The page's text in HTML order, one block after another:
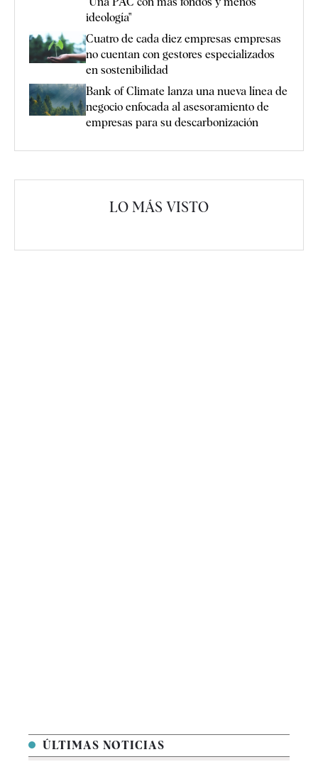
ideología"
Cuatro de cada diez empresas empresas
no cuentan con gestores especializados
en sostenibilidad
Bank of Climate lanza una nueva línea de
negocio enfocada al asesoramiento de
empresas para su descarbonización
LO MÁS VISTO
ÚLTIMAS NOTICIAS